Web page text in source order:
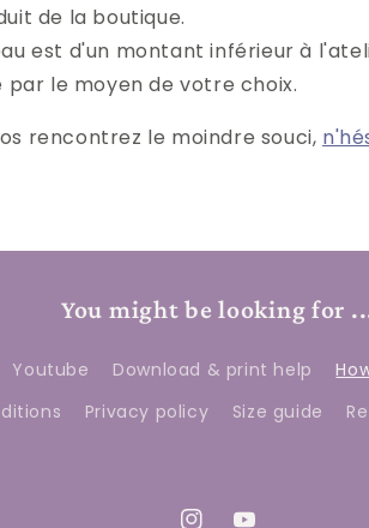
de la boutique.
est d'un montant inférieur à
le moyen de votre choix.
rencontrez le moindre souci,
You might be looking for
Youtube Download & print help
Privacy policy Size guide